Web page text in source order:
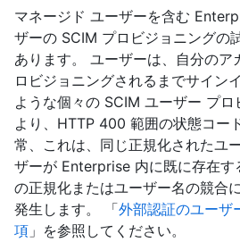
マネージド ユーザーを含む
ザーの SCIM プロビジョニングの
あります。 ユーザーは、自分の
ロビジョニングされるまでサイン
ような個々の SCIM ユーザー プロ
より、HTTP 400 範囲の状態コー
常、これは、同じ正規化されたユ
ザーが Enterprise 内に既に存在す
の正規化またはユーザー名の競合
発生します。 「外部認証のユーザ
項 」を参照してください。